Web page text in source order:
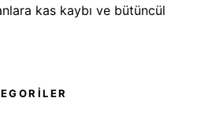
kas kaybı ve bütüncül